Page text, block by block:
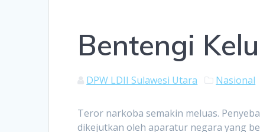
Bentengi
DPW LDII Sulawesi Utara Nasional
Teror narkoba semakin meluas.
dikejutkan oleh aparatur negara yang